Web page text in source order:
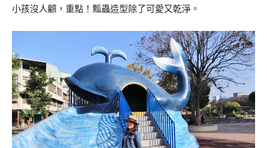
小孩沒人顧，重點！瓢蟲造型除了可愛又乾淨。